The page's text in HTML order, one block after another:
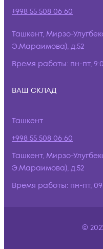
+998 55 508 06 60
Ташкент, Мирзо-
Э.Мараимова), д.52
Время работы: пн-пт,
ВАШ СКЛАД
Ташкент
+998 55 508 06 60
Ташкент, Мирзо-
Э.Мараимова), д.52
Время работы: пн-пт,
©